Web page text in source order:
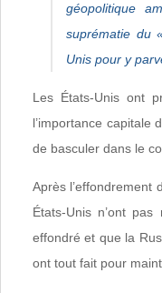
géopolitique
suprématie du
Unis pour y
Les États-Unis ont
l’importance capitale
de basculer dans le
Après l’effondrement
États-Unis n’ont
effondré et que la
ont tout fait pour